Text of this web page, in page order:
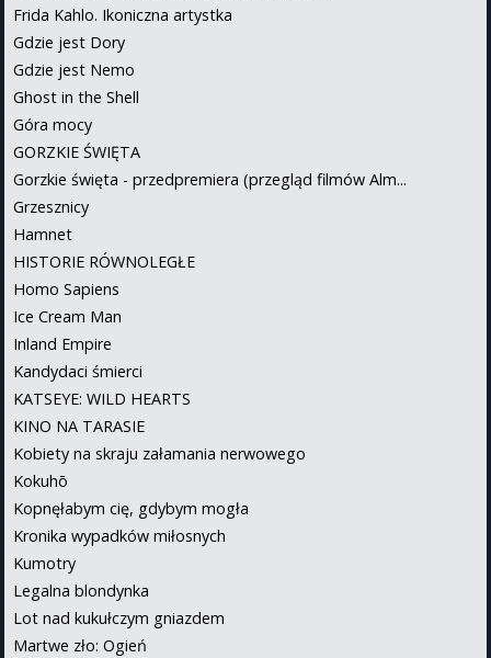
Frida Kahlo. Ikoniczna artystka
Gdzie jest Dory
Gdzie jest Nemo
Ghost in the Shell
Góra mocy
GORZKIE ŚWIĘTA
Gorzkie święta - przedpremiera (przegląd filmów Alm...
Grzesznicy
Hamnet
HISTORIE RÓWNOLEGŁE
Homo Sapiens
Ice Cream Man
Inland Empire
Kandydaci śmierci
KATSEYE: WILD HEARTS
KINO NA TARASIE
Kobiety na skraju załamania nerwowego
Kokuhō
Kopnęłabym cię, gdybym mogła
Kronika wypadków miłosnych
Kumotry
Legalna blondynka
Lot nad kukułczym gniazdem
Martwe zło: Ogień